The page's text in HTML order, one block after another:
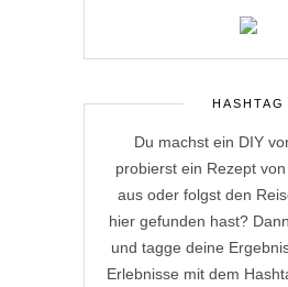
HASHTAG
Du machst ein DIY
probierst ein Rezept
aus oder folgst den
hier gefunden hast?
und tagge deine
Erlebnisse mit dem